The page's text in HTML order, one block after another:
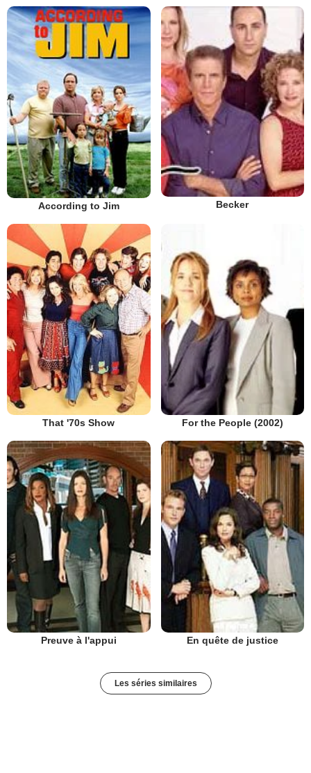
According to Jim Becker
That '70s Show For the People (2002)
Preuve à l'appui En quête de justice
Les séries similaires